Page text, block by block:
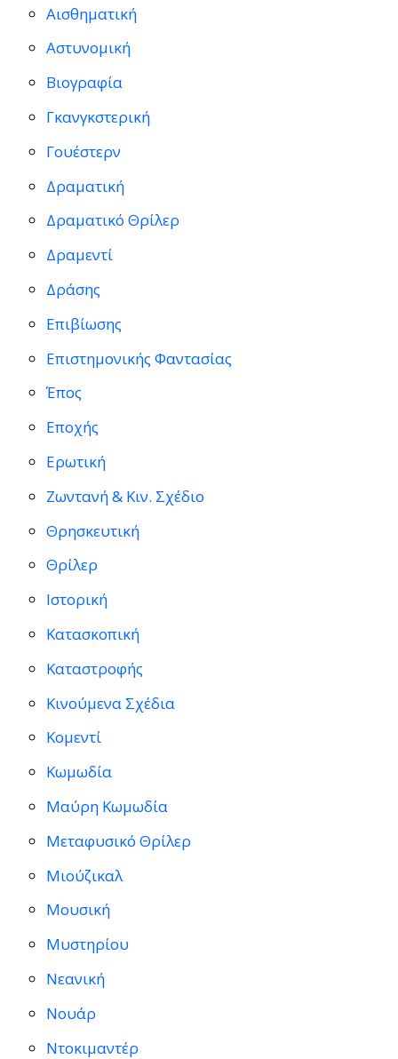
Αισθηματική
Αστυνομική
Βιογραφία
Γκανγκστερική
Γουέστερν
Δραματική
Δραματικό Θρίλερ
Δραμεντί
Δράσης
Επιβίωσης
Επιστημονικής Φαντασίας
Έπος
Εποχής
Ερωτική
Ζωντανή & Κιν. Σχέδιο
Θρησκευτική
Θρίλερ
Ιστορική
Κατασκοπική
Καταστροφής
Κινούμενα Σχέδια
Κομεντί
Κωμωδία
Μαύρη Κωμωδία
Μεταφυσικό Θρίλερ
Μιούζικαλ
Μουσική
Μυστηρίου
Νεανική
Νουάρ
Ντοκιμαντέρ